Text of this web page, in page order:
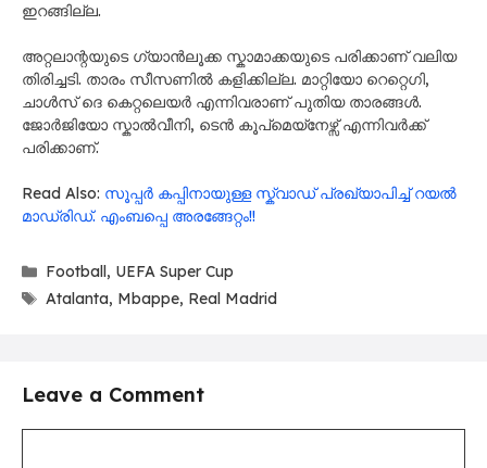
ഇറങ്ങില്ല.
അറ്റലാന്റയുടെ ഗ്യാൻലൂക്ക സ്കാമാക്കയുടെ പരിക്കാണ് വലിയ
തിരിച്ചടി. താരം സീസണിൽ കളിക്കില്ല. മാറ്റിയോ റെറ്റെഗി,
ചാൾസ് ദെ കെറ്റലെയർ എന്നിവരാണ് പുതിയ താരങ്ങൾ.
ജോർജിയോ സ്കാൽവീനി, ടെൻ കൂപ്മെയ്നേഴ്സ് എന്നിവർക്ക്
പരിക്കാണ്.
Read Also: സൂപ്പർ കപ്പിനായുള്ള സ്ക്വാഡ് പ്രഖ്യാപിച്ച് റയൽ
മാഡ്രിഡ്. എംബപ്പെ അരങ്ങേറ്റം!!
Categories
Football , UEFA Super Cup
Tags
Atalanta, Mbappe, Real Madrid
Leave a Comment